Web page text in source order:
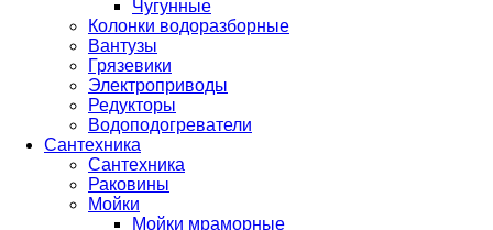
Чугунные
Колонки водоразборные
Вантузы
Грязевики
Электроприводы
Редукторы
Водоподогреватели
Сантехника
Сантехника
Раковины
Мойки
Мойки мраморные